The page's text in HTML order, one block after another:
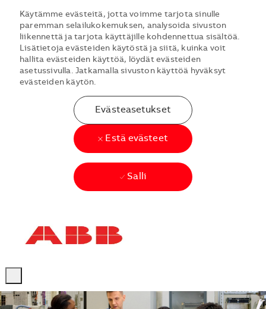
-
-
Käytämme evästeitä, jotta voimme tarjota sinulle
paremman selailukokemuksen, analysoida sivuston
liikennettä ja tarjota käyttäjille kohdennettua sisältöä.
Lisätietoja evästeiden käytöstä ja siitä, kuinka voit
hallita evästeiden käyttöä, löydät evästeiden
asetussivulla. Jatkamalla sivuston käyttöä hyväksyt
evästeiden käytön.
Evästeasetukset
Estä evästeet
Salli